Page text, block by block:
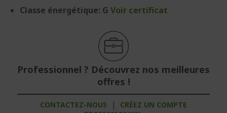
Classe énergétique: G Voir certificat
Professionnel ? Découvrez nos meilleures
offres !
CONTACTEZ-NOUS |
CRÉEZ UN COMPTE